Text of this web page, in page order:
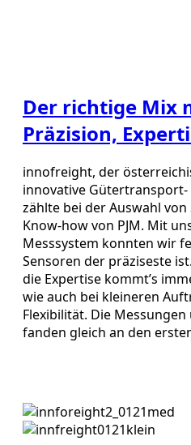
Der richtige Mix
Präzision,
innofreight, der
innovative
zählte bei der Auswahl
Know-how von PJM. Mit
Messsystem konnten wir
Sensoren der präziseste
die Expertise kommt’s
wie auch bei kleineren
Flexibilität. Die
fanden gleich an den